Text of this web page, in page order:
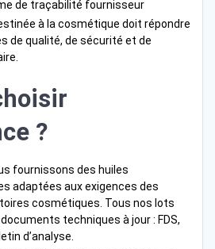
de traçabilité fournisseur
à la cosmétique doit répondre
de qualité, de sécurité et de
?
fournissons des huiles
adaptées aux exigences des
cosmétiques. Tous nos lots
techniques à jour : FDS,
d’analyse.